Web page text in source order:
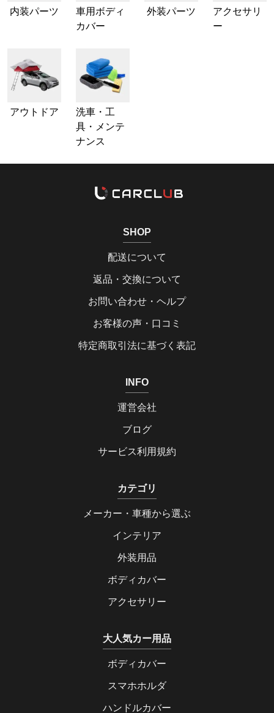
内装パーツ
車用ボディ
カバー
外装パーツ
アクセサリ
ー
アウトドア
洗車・工
具・メンテ
ナンス
SHOP
配送について
返品・交換について
お問い合わせ・ヘルプ
お客様の声・口コミ
特定商取引法に基づく表記
INFO
運営会社
ブログ
サービス利用規約
カテゴリ
メーカー・車種から選ぶ
インテリア
外装用品
ボディカバー
アクセサリー
大人気カー用品
ボディカバー
スマホホルダ
ハンドルカバー